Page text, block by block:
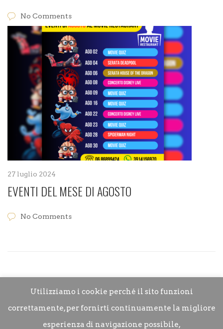
No Comments
27 luglio 2024
EVENTI DEL MESE DI AGOSTO
No Comments
Utilizziamo i cookie perché il sito funzioni
correttamente, per fornirti continuamente la migliore
esperienza di navigazione possibile,